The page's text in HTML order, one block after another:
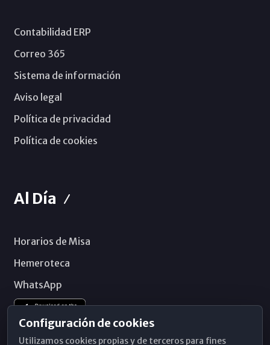
Contabilidad ERP
Correo 365
Sistema de información
Aviso legal
Política de privacidad
Política de cookies
Al Día
Horarios de Misa
Hemeroteca
WhatsApp
Configuración de cookies
Utilizamos cookies propias y de terceros para fines